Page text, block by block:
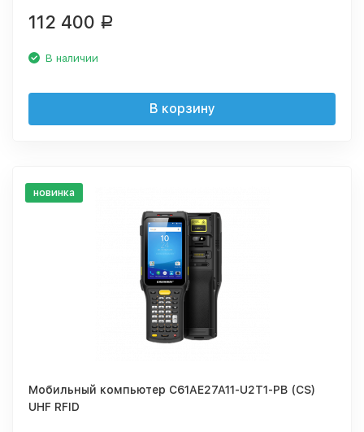
112 400 Р
В наличии
В корзину
новинка
Мобильный компьютер C61AE27A11-U2T1-PB (CS)
UHF RFID